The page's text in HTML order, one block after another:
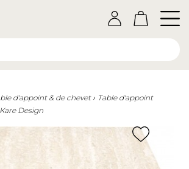
d'appoint & de chevet
Table d'appoint
Design